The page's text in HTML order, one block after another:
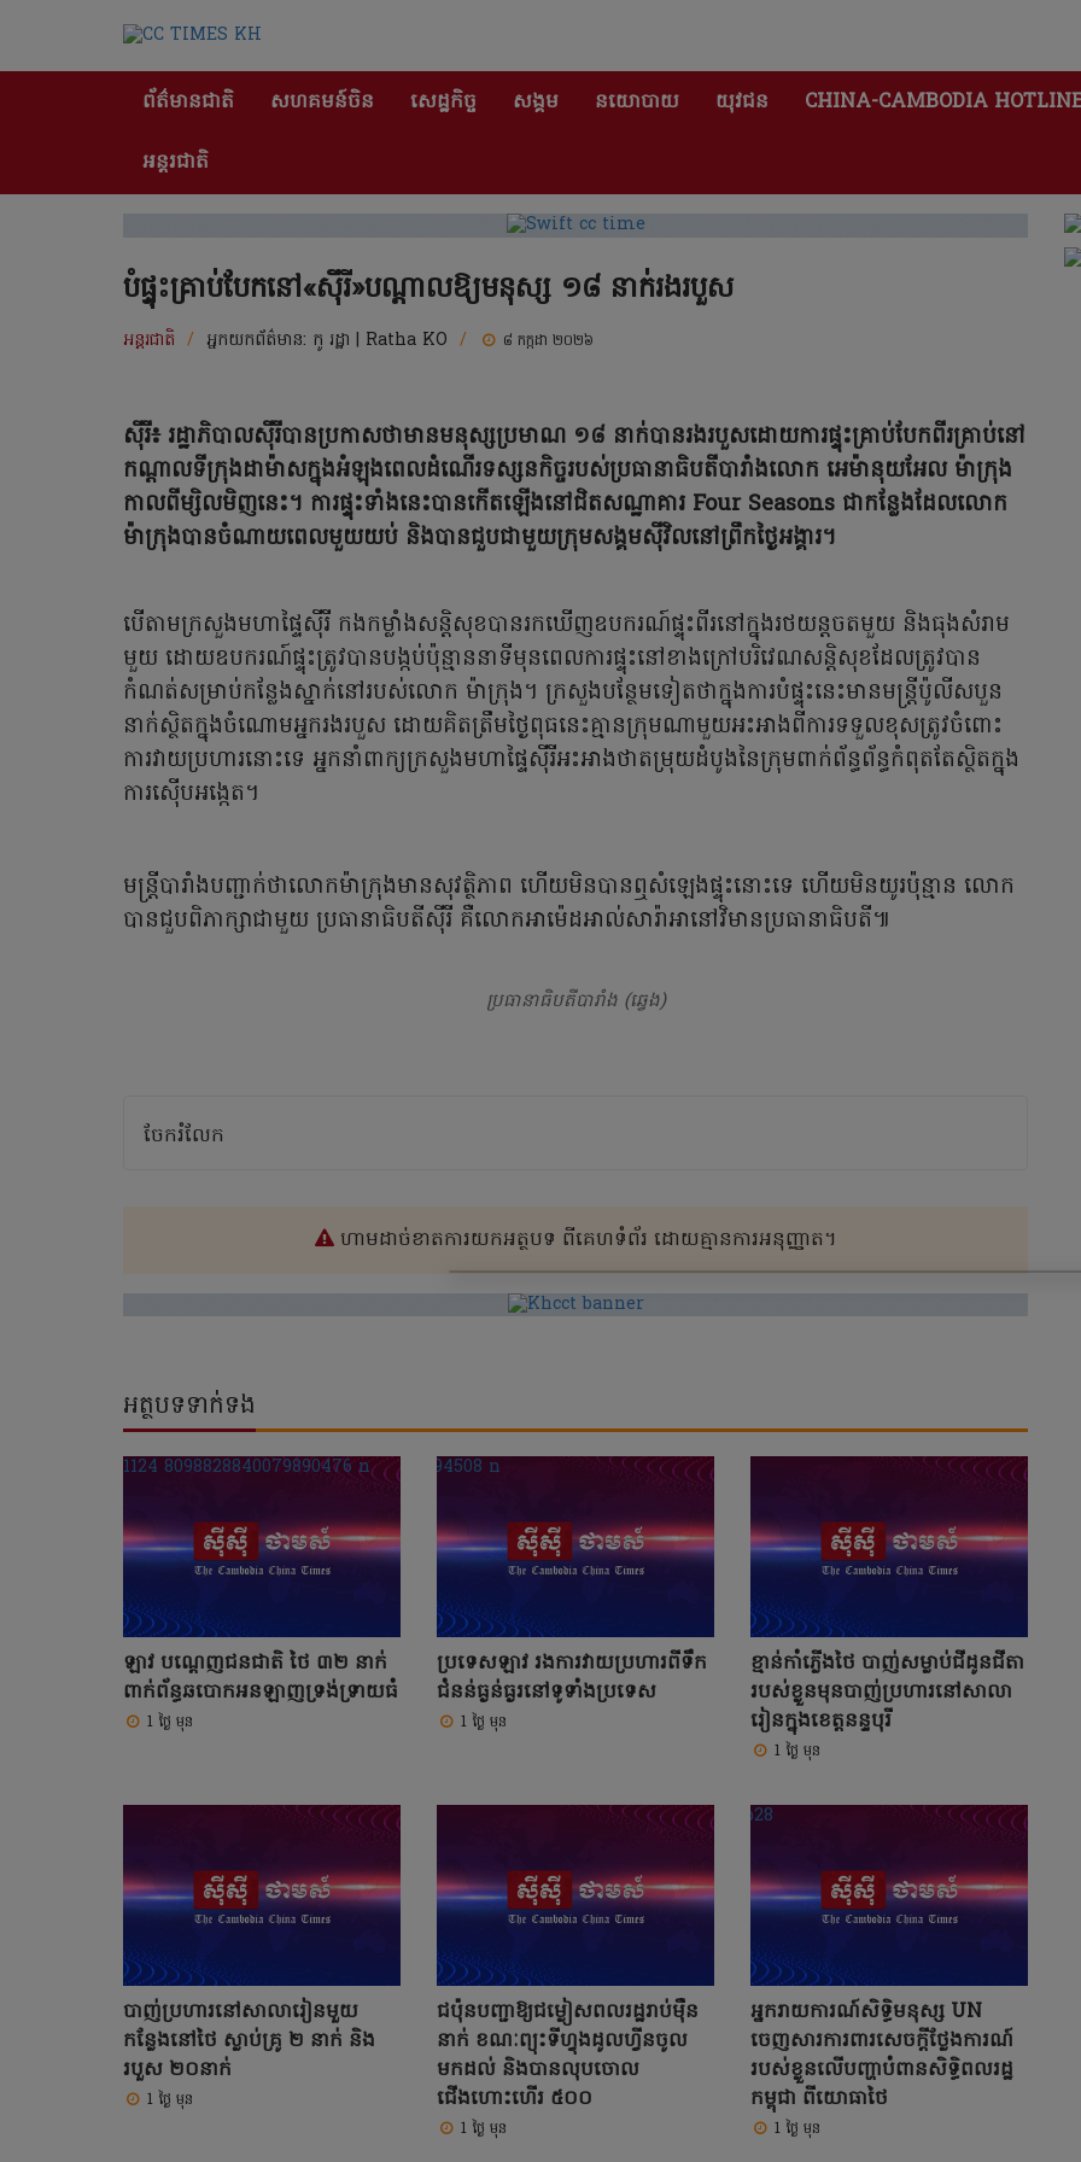
ព័ត៌មានជាតិ សហគមន៍ចិន សេដ្ឋកិច្ច សង្គម នយោបាយ យុវជន CHINA-CAMBODIA
អន្តរជាតិ
បំផ្ទុះគ្រាប់បែកនៅ«ស៊ីរី»បណ្តាលឱ្យមនុស្ស ១៨ នាក់រងរបួស
អន្តរជាតិ / អ្នកយកព័ត៌មាន: កូ រដ្ឋា | Ratha KO / ៨ កក្កដា ២០២៦
ស៊ីរី៖ រដ្ឋាភិបាលស៊ីរីបានប្រកាសថាមានមនុស្សប្រមាណ ១៨ នាក់បានរងរបួសដោយការផ្ទុះគ្រាប់បែកពីរគ្រាប់នៅ
កណ្តាលទីក្រុងដាម៉ាសក្នុងអំឡុងពេលដំណើរទស្សនកិច្ចរបស់ប្រធានាធិបតីបារាំងលោក អេម៉ានុយអែល ម៉ាក្រុង
កាលពីម្សិលមិញនេះ។ ការផ្ទុះទាំងនេះបានកើតឡើងនៅជិតសណ្ឋាគារ Four Seasons ជាកន្លែងដែលលោក
ម៉ាក្រុងបានចំណាយពេលមួយយប់ និងបានជួបជាមួយក្រុមសង្គមស៊ីវិលនៅព្រឹកថ្ងៃអង្គារ។
បើតាមក្រសួងមហាផ្ទៃស៊ីរី កងកម្លាំងសន្តិសុខបានរកឃើញឧបករណ៍ផ្ទុះពីរនៅក្នុងរថយន្តចតមួយ និងធុងសំរាម
មួយ ដោយឧបករណ៍ផ្ទុះត្រូវបានបង្កប់ប៉ុន្មាននាទីមុនពេលការផ្ទុះនៅខាងក្រៅបរិវេណសន្តិសុខដែលត្រូវបាន
កំណត់សម្រាប់កន្លែងស្នាក់នៅរបស់លោក ម៉ាក្រុង។ ក្រសួងបន្ថែមទៀតថាក្នុងការបំផ្ទុះនេះមានមន្ត្រីប៉ូលីសបួន
នាក់ស្ថិតក្នុងចំណោមអ្នករងរបួស ដោយគិតត្រឹមថ្ងៃពុធនេះគ្មានក្រុមណាមួយអះអាងពីការទទួលខុសត្រូវចំពោះ
ការវាយប្រហារនោះទេ អ្នកនាំពាក្យក្រសួងមហាផ្ទៃស៊ីរីអះអាងថាតម្រុយដំបូងនៃក្រុមពាក់ព័ន្ធព័ន្ធកំពុតតែស្ថិតក្នុង
ការស៊ើបអង្កេត។
មន្ត្រីបារាំងបញ្ជាក់ថាលោកម៉ាក្រុងមានសុវត្ថិភាព ហើយមិនបានឮសំឡេងផ្ទុះនោះទេ ហើយមិនយូរប៉ុន្មាន លោក
បានជួបពិភាក្សាជាមួយ ប្រធានាធិបតីស៊ីរី គឺលោកអាម៉េដអាល់សារ៉ាអានៅវិមានប្រធានាធិបតី៕
ប្រធានាធិបតីបារាំង (ឆ្វេង)
ចែករំលែក
ហាមដាច់ខាតការយកអត្ថបទ ពីគេហទំព័រ ដោយគ្មានការអនុញ្ញាត។
អត្ថបទទាក់ទង
ឡាវ បណ្តេញជនជាតិ ថៃ ៣២ នាក់
ពាក់ព័ន្ធឆបោកអនឡាញទ្រង់ទ្រាយធំ
1 ថ្ងៃ មុន
ប្រទេសឡាវ រងការវាយប្រហារពីទឹក
ជំនន់ធ្ងន់ធ្ងរនៅទូទាំងប្រទេស
1 ថ្ងៃ មុន
ខ្មាន់កាំភ្លើងថៃ បាញ់សម្លាប់ជីដូនជីតា
របស់ខ្លួនមុនបាញ់ប្រហារនៅសាលា
រៀនក្នុងខេត្តនន្ទបុរី
1 ថ្ងៃ មុន
បាញ់ប្រហារនៅសាលារៀនមួយ
កន្លែងនៅថៃ ស្លាប់គ្រូ ២ នាក់ និង
របួស ២០នាក់
1 ថ្ងៃ មុន
ជប៉ុនបញ្ជាឱ្យជម្លៀសពលរដ្ឋរាប់ម៉ឺន
នាក់ ខណៈព្យុះទីហ្វុងដូលហ្វីនចូល
មកដល់ និងបានលុបចោល
ជើងហោះហើរ ៥០០
1 ថ្ងៃ មុន
អ្នករាយការណ៍សិទ្ធិមនុស្ស UN
ចេញសារការពារសេចក្តីថ្លែងការណ៍
របស់ខ្លួនលើបញ្ហាបំពានសិទ្ធិពលរដ្ឋ
កម្ពុជា ពីយោធាថៃ
1 ថ្ងៃ មុន